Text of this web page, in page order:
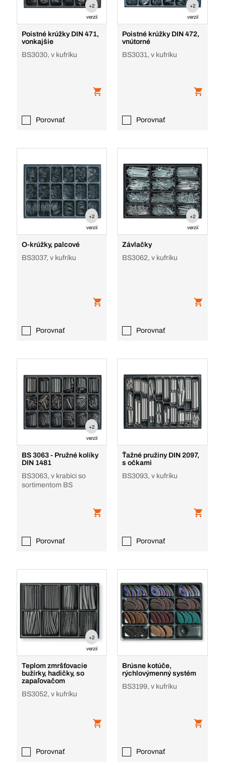
+2
verzií
Poistné krúžky DIN 471,
vonkajšie
BS3030, v kufríku
Porovnať
+2
verzií
Poistné krúžky DIN 472,
vnútorné
BS3031, v kufríku
Porovnať
+2
verzií
O-krúžky, palcové
BS3037, v kufríku
Porovnať
+2
verzií
Závlačky
BS3062, v kufríku
Porovnať
+2
verzií
BS 3063 - Pružné kolíky
DIN 1481
BS3063, v krabici so
sortimentom BS
Porovnať
Ťažné pružiny DIN 2097,
s očkami
BS3093, v kufríku
Porovnať
+2
verzií
Teplom zmršťovacie
bužírky, hadičky, so
zapaľovačom
BS3052, v kufríku
Porovnať
Brúsne kotúče,
rýchlovýmenný systém
BS3199, v kufríku
Porovnať